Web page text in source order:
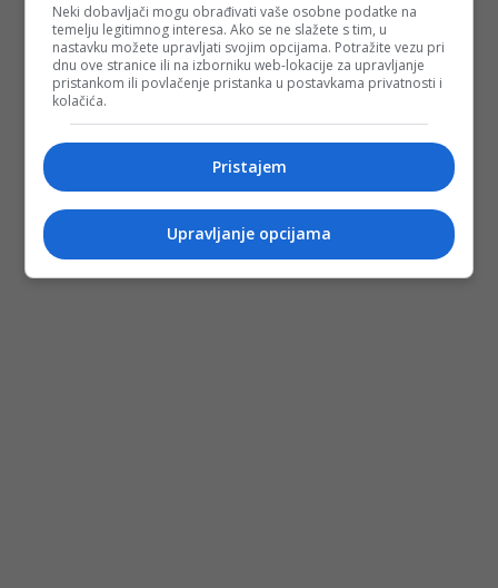
Neki dobavljači mogu obrađivati vaše osobne podatke na
temelju legitimnog interesa. Ako se ne slažete s tim, u
nastavku možete upravljati svojim opcijama. Potražite vezu pri
dnu ove stranice ili na izborniku web-lokacije za upravljanje
pristankom ili povlačenje pristanka u postavkama privatnosti i
kolačića.
Pristajem
Upravljanje opcijama